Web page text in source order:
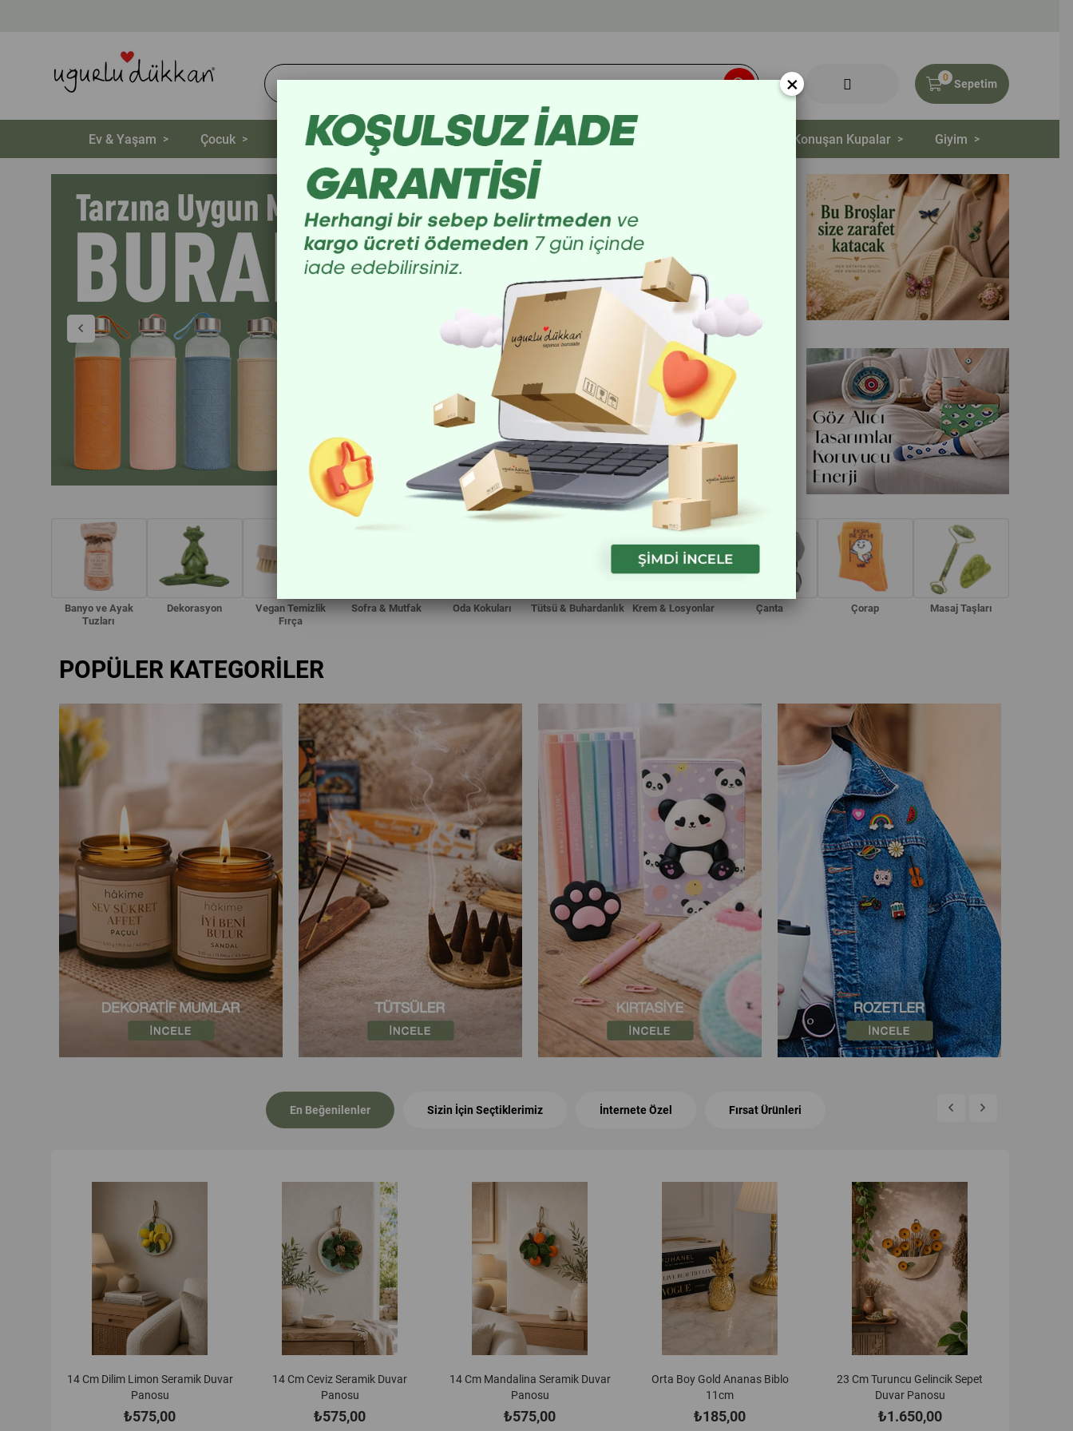
Sepetim
0
Ev & Yaşam > Çocuk > Aksesuar > Bijuteri Kişisel Bakım > Doğal Taşlar Konuşan Kupalar > Giyim >
Banyo ve Ayak
Tuzları
Dekorasyon
Vegan Temizlik
Fırça
Sofra & Mutfak Oda Kokuları Tütsü & Buhardanlık Krem & Losyonlar Çanta Çorap Masaj Taşları
POPÜLER KATEGORİLER
En Beğenilenler Sizin İçin Seçtiklerimiz İnternete Özel Fırsat Ürünleri
14 Cm Ceviz Seramik Duvar
Panosu
₺575,00
14 Cm Mandalina Seramik Duvar
Panosu
₺575,00
Orta Boy Gold Ananas Biblo
11cm
₺185,00
23 Cm Turuncu Gelincik Sepet
Duvar Panosu
₺1.650,00
23 Cm Kırmızı Gelincik Sepet
Duvar Panosu
₺1.650,00
×